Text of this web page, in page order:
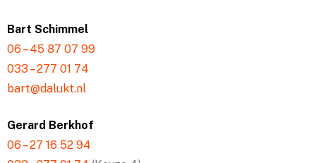
Bart Schimmel
06 – 45 87 07 99
033 – 277 01 74
bart@dalukt.nl
Gerard Berkhof
06 – 27 16 52 94